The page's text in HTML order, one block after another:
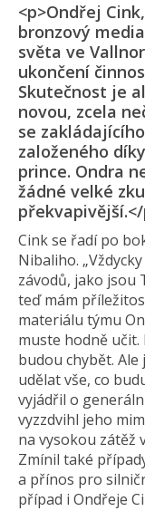
<p>Ondřej
bronzový
světa ve
ukončení
Skutečnost je
novou, zcela
se
založeného
prince. Ondra
žádné velké
Cink se řadí po
Nibaliho.
závodů, jako jsou
teď mám
materiálu týmu
muste hodně učit.
budou chybět.
udělat vše, co
vyjádřil o
vyzzdvihl jeho
na vysokou zátěž
Zmínil také
a přínos pro
případ i Ondřeje